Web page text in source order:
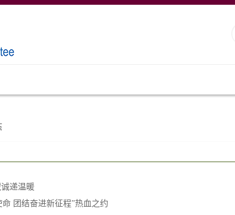
递温暖
团结奋进新征程”热血之约